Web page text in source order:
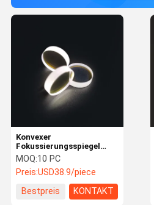
Konvexer
Fokussierungsspiegel
Precitec JGS1
41.5*9.5mm FL80 Plano
MOQ:10 PC
Preis:USD38.9/piece
Bestpreis
KONTAKT